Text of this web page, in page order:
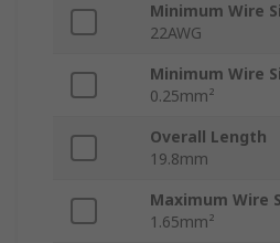
Minimum Wire
22AWG
Minimum Wire
0.25mm²
Overall Length
19.8mm
Maximum Wire
1.65mm²